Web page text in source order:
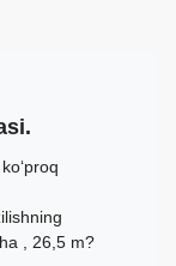
, 26,5 m?